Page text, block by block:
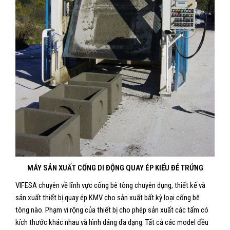
MÁY SẢN XUẤT CỐNG DI ĐỘNG QUAY ÉP KIỂU ĐẺ TRỨNG
VIFESA chuyên về lĩnh vực cống bê tông chuyên dụng, thiết kế và
sản xuất thiết bị quay ép KMV cho sản xuất bất kỳ loại cống bê
tông nào. Phạm vi rộng của thiết bị cho phép sản xuất các tấm có
kích thước khác nhau và hình dáng đa dạng. Tất cả các model đều